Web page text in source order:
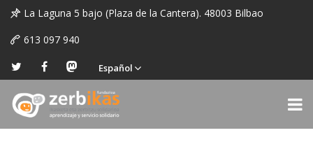
La Laguna 5 bajo (Plaza de la Cantera). 48003 Bilbao
613 097 940
Español